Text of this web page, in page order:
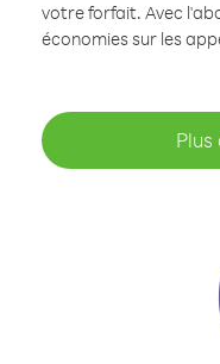
votre forfait. Avec
économies sur les